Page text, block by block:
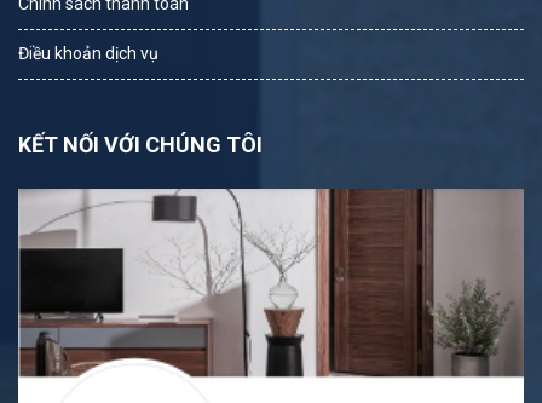
Điều khoản dịch vụ
KẾT NỐI VỚI CHÚNG TÔI